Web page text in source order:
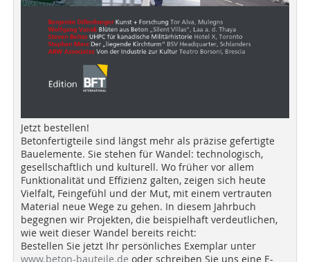
Jetzt bestellen!
Betonfertigteile sind längst mehr als präzise gefertigte
Bauelemente. Sie stehen für Wandel: technologisch,
gesellschaftlich und kulturell. Wo früher vor allem
Funktionalität und Effizienz galten, zeigen sich heute
Vielfalt, Feingefühl und der Mut, mit einem vertrauten
Material neue Wege zu gehen. In diesem Jahrbuch
begegnen wir Projekten, die beispielhaft verdeutlichen,
wie weit dieser Wandel bereits reicht:
Bestellen Sie jetzt Ihr persönliches Exemplar unter
www.beton-bauteile.de oder schreiben Sie uns eine E-